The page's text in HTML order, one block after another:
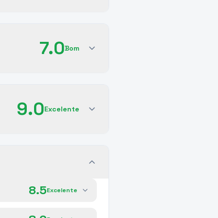
7.0Bom
9.0Excelente
8.5Excelente